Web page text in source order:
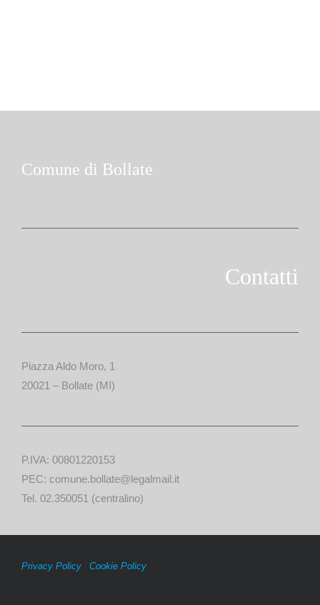
Comune di Bollate
Contatti
Piazza Aldo Moro, 1
20021 – Bollate (MI)
P.IVA: 00801220153
PEC: comune.bollate@legalmail.it
Tel. 02.350051 (centralino)
Privacy Policy| Cookie Policy